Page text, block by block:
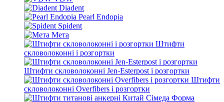
Diadent
Pearl Endopia
Spident
Мета
Штифти
скловолоконні і розгортки
Штифти скловолоконні Jen-Esterpost і розгортки
Штифти
скловолоконні Overfibers і розгортки